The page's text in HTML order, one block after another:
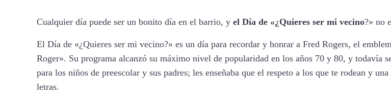
Cualquier día puede ser un bonito día en el barrio, y el Día de «¿Quieres ser mi vecino?» no
El Día de «¿Quieres ser mi vecino?» es un día para recordar y honrar a Fred Rogers, el
Roger». Su programa alcanzó su máximo nivel de popularidad en los años 70 y 80, y todavía
para los niños de preescolar y sus padres; les enseñaba que el respeto a los que te rodean y
letras.